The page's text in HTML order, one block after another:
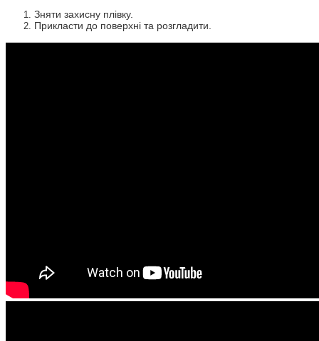
Зняти захисну плівку.
Прикласти до поверхні та розгладити.